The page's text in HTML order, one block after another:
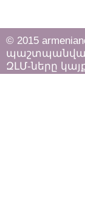
© 2015
ԶԼՄ-ները